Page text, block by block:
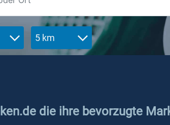
5 km
die ihre bevorzugte